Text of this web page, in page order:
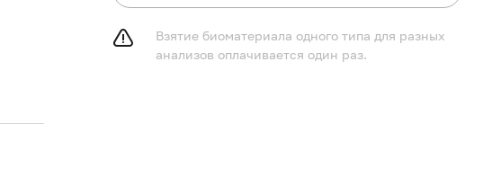
Не курить в течение 30 минут до исследования.
Взятие биоматериала одного типа для разных
анализов оплачивается один раз.